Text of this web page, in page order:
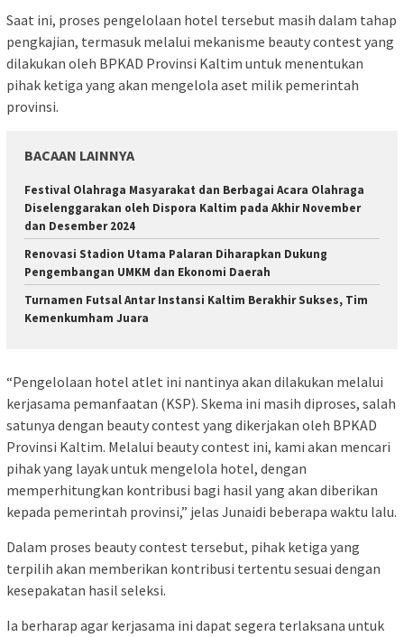
Saat ini, proses pengelolaan hotel tersebut masih dalam tahap
pengkajian, termasuk melalui mekanisme beauty contest yang
dilakukan oleh BPKAD Provinsi Kaltim untuk menentukan
pihak ketiga yang akan mengelola aset milik pemerintah
provinsi.
BACAAN LAINNYA
Festival Olahraga Masyarakat dan Berbagai Acara Olahraga
Diselenggarakan oleh Dispora Kaltim pada Akhir November
dan Desember 2024
Renovasi Stadion Utama Palaran Diharapkan Dukung
Pengembangan UMKM dan Ekonomi Daerah
Turnamen Futsal Antar Instansi Kaltim Berakhir Sukses, Tim
Kemenkumham Juara
“Pengelolaan hotel atlet ini nantinya akan dilakukan melalui
kerjasama pemanfaatan (KSP). Skema ini masih diproses, salah
satunya dengan beauty contest yang dikerjakan oleh BPKAD
Provinsi Kaltim. Melalui beauty contest ini, kami akan mencari
pihak yang layak untuk mengelola hotel, dengan
memperhitungkan kontribusi bagi hasil yang akan diberikan
kepada pemerintah provinsi,” jelas Junaidi beberapa waktu lalu.
Dalam proses beauty contest tersebut, pihak ketiga yang
terpilih akan memberikan kontribusi tertentu sesuai dengan
kesepakatan hasil seleksi.
Ia berharap agar kerjasama ini dapat segera terlaksana untuk